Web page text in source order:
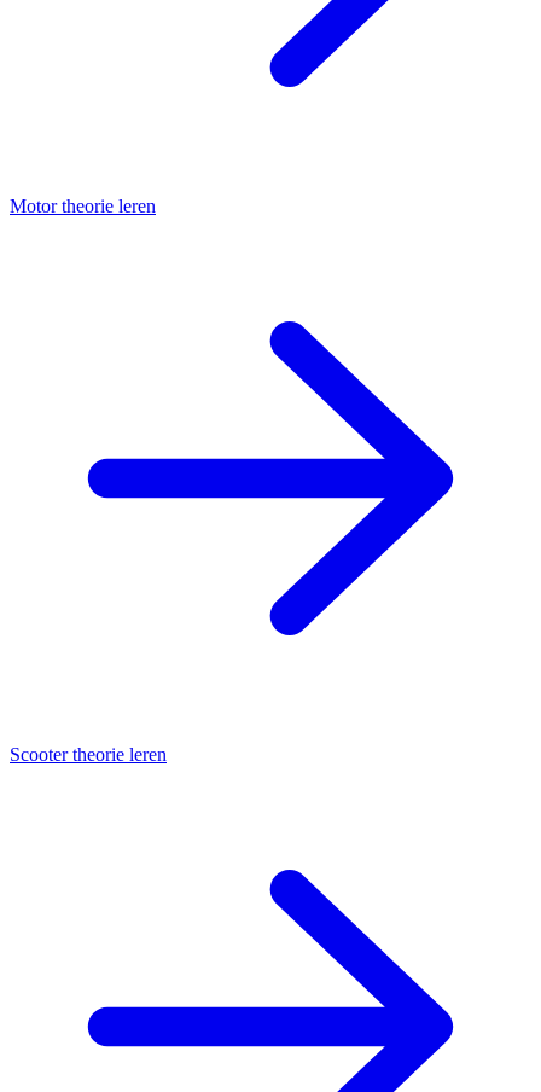
Motor theorie leren
Scooter theorie leren